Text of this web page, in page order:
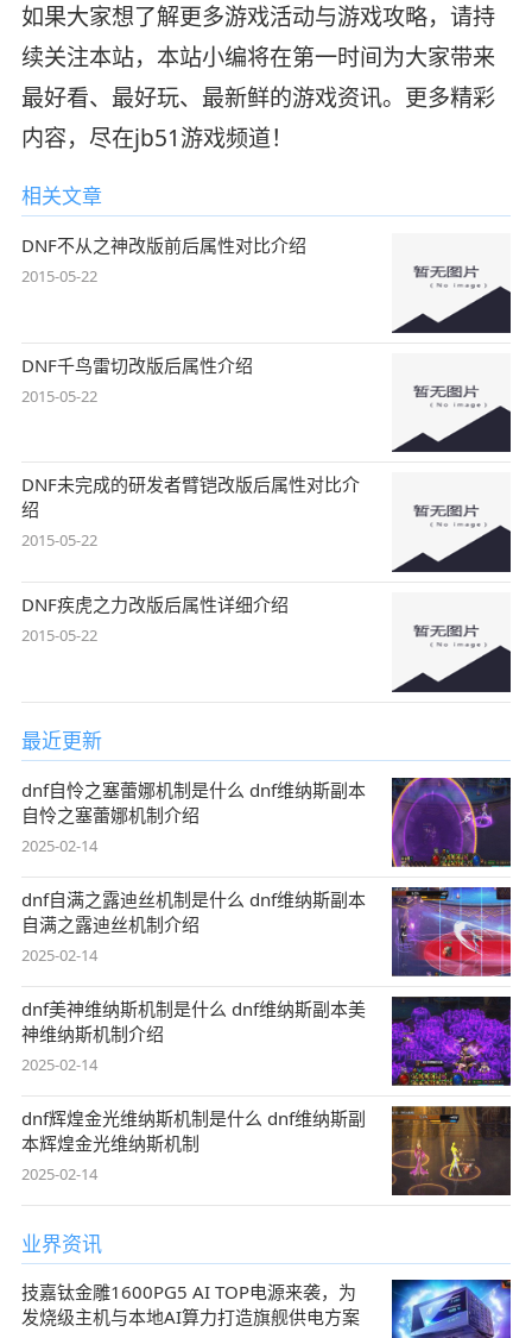
如果大家想了解更多游戏活动与游戏攻略，请持
续关注本站，本站小编将在第一时间为大家带来
最好看、最好玩、最新鲜的游戏资讯。更多精彩
内容，尽在jb51游戏频道！
相关文章
DNF不从之神改版前后属性对比介绍
2015-05-22
DNF千鸟雷切改版后属性介绍
2015-05-22
DNF未完成的研发者臂铠改版后属性对比介
绍
2015-05-22
DNF疾虎之力改版后属性详细介绍
2015-05-22
最近更新
dnf自怜之塞蕾娜机制是什么 dnf维纳斯副本
自怜之塞蕾娜机制介绍
2025-02-14
dnf自满之露迪丝机制是什么 dnf维纳斯副本
自满之露迪丝机制介绍
2025-02-14
dnf美神维纳斯机制是什么 dnf维纳斯副本美
神维纳斯机制介绍
2025-02-14
dnf辉煌金光维纳斯机制是什么 dnf维纳斯副
本辉煌金光维纳斯机制
2025-02-14
业界资讯
技嘉钛金雕1600PG5 AI TOP电源来袭，为
发烧级主机与本地AI算力打造旗舰供电方案